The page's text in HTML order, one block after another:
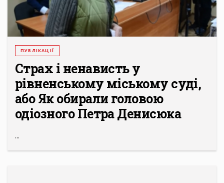
ПУБЛІКАЦІЇ
Страх і ненависть у
рівненському міському суді,
або Як обирали головою
одіозного Петра Денисюка
...